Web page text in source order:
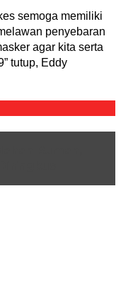
semoga memiliki
penyebaran
agar kita serta
tutup, Eddy